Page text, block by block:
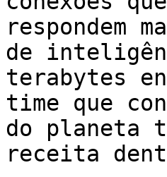
respondem
de
terabytes
time que
do planeta
receita